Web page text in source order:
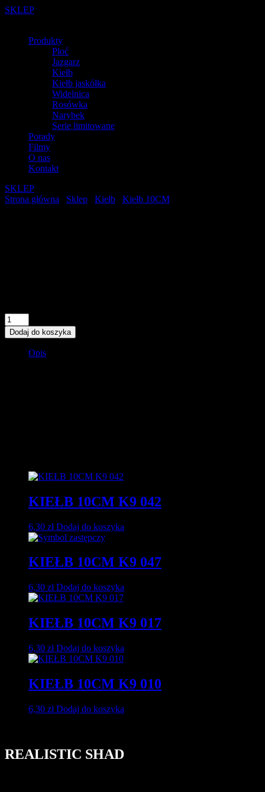
SKLEP
Produkty
Płoć
Jazgarz
Kiełb
Kiełb jaskółka
Widelnica
Rosówka
Narybek
Serie limitowane
Porady
Filmy
O nas
Kontakt
SKLEP
Strona główna
Sklep Kiełb Kiełb 10CM
ilość
KIEŁB
10CM
Dodaj do koszyka
Opis
KIEŁB 10CM K9 042
6,30 zł Dodaj do koszyka
KIEŁB 10CM K9 047
6,30 zł Dodaj do koszyka
KIEŁB 10CM K9 017
6,30 zł Dodaj do koszyka
KIEŁB 10CM K9 010
6,30 zł Dodaj do koszyka
REALISTIC SHAD